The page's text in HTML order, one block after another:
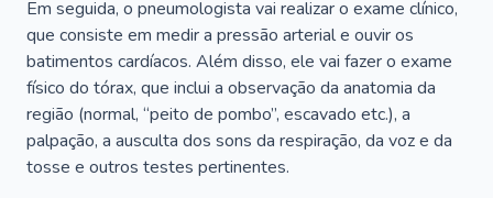
Em seguida, o pneumologista vai realizar o exame clínico,
que consiste em medir a pressão arterial e ouvir os
batimentos cardíacos. Além disso, ele vai fazer o exame
físico do tórax, que inclui a observação da anatomia da
região (normal, “peito de pombo”, escavado etc.), a
palpação, a ausculta dos sons da respiração, da voz e da
tosse e outros testes pertinentes.